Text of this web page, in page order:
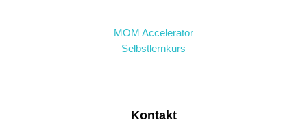
MOM Accelerator
Selbstlernkurs
Kontakt